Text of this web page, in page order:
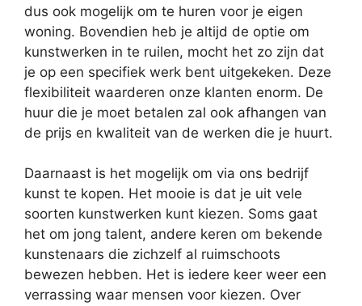
dus ook mogelijk om te huren voor je eigen
woning. Bovendien heb je altijd de optie om
kunstwerken in te ruilen, mocht het zo zijn dat
je op een specifiek werk bent uitgekeken. Deze
flexibiliteit waarderen onze klanten enorm. De
huur die je moet betalen zal ook afhangen van
de prijs en kwaliteit van de werken die je huurt.
Daarnaast is het mogelijk om via ons bedrijf
kunst te kopen. Het mooie is dat je uit vele
soorten kunstwerken kunt kiezen. Soms gaat
het om jong talent, andere keren om bekende
kunstenaars die zichzelf al ruimschoots
bewezen hebben. Het is iedere keer weer een
verrassing waar mensen voor kiezen. Over